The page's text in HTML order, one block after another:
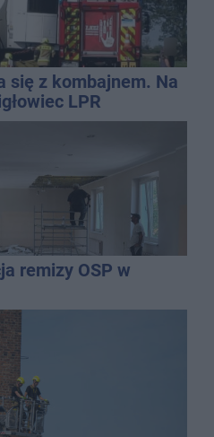
się z kombajnem. Na
LPR
remizy OSP w